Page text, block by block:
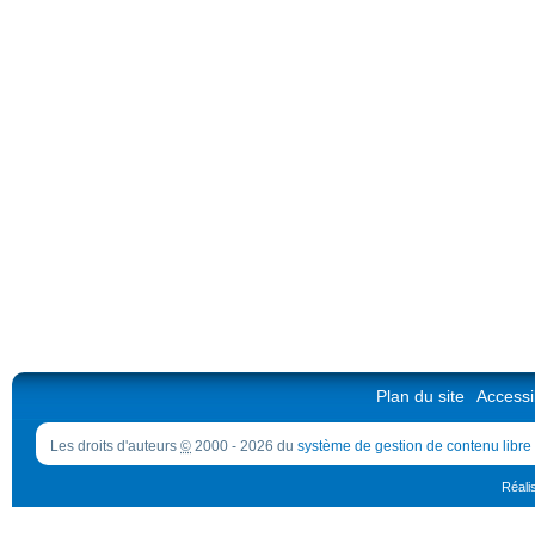
Plan du site
Les droits d'auteurs © 2000 - 2026 du système de gestion de contenu libre